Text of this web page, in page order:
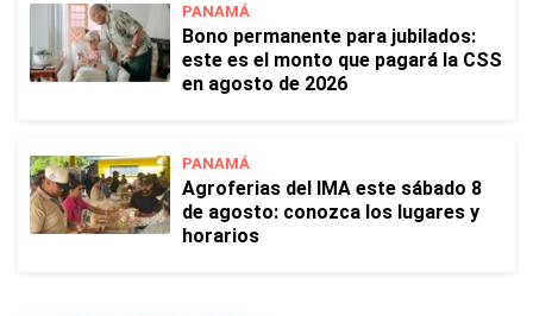
PANAMÁ
Bono permanente para jubilados:
este es el monto que pagará la CSS
en agosto de 2026
PANAMÁ
Agroferias del IMA este sábado 8
de agosto: conozca los lugares y
horarios